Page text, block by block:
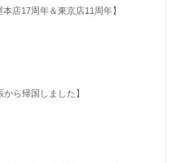
本店17周年＆東京店11周年】
から帰国しました】